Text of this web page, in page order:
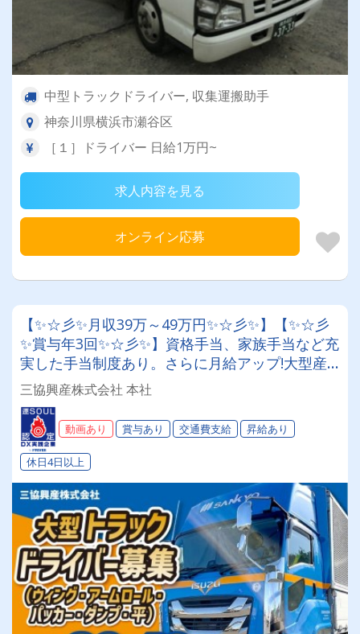
中型トラックドライバー, 収集運搬助手
神奈川県横浜市瀬谷区
［１］ドライバー 日給1万円~
求人内容を見る
オンライン応募
【✨☆彡✨月収39万～49万円✨☆彡✨】【✨☆彡
✨賞与年3回✨☆彡✨】資格手当、家族手当など充
実した手当制度あり。さらに月給アップ!大型産
廃ドライバー│独自の制度が面白い!!特別手当・
大入り手当etc.社員とその家族を「幸せ」にしま
す！！キレイなオフィスも自慢！
三協興産株式会社 本社
動画あり 賞与あり 交通費支給 昇給あり
休日4日以上